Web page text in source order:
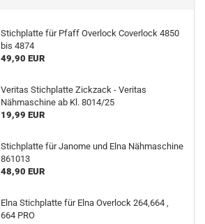
Stichplatte für Pfaff Overlock Coverlock 4850
bis 4874
49,90 EUR
Veritas Stichplatte Zickzack - Veritas
Nähmaschine ab Kl. 8014/25
19,99 EUR
Stichplatte für Janome und Elna Nähmaschine
861013
48,90 EUR
Elna Stichplatte für Elna Overlock 264,664 ,
664 PRO